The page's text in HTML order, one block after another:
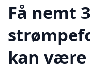
Få nemt
kan